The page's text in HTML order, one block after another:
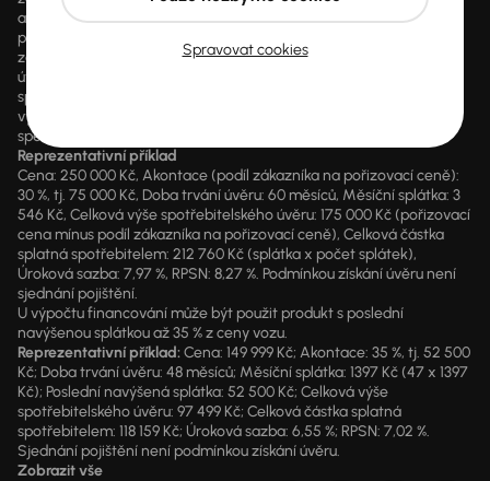
akční benefity, které může zákazník čerpat dle vlastního výběru. V
případě poskytnutí finanční služby je součástí každé smlouvy
zákonný údaj o výši RPSN a kompletní předsmluvní informace k
úvěru. AURES Holdings a.s. je samostatným zprostředkovatelem
spotřebitelského úvěru. Pokud máte zájem o konkrétní kalkulaci,
vyplňte prosím údaje ve formuláři a nechte naše finanční
specialisty, aby pro vás na míru sestavili finanční plán.
Reprezentativní příklad
Cena: 250 000 Kč, Akontace (podíl zákazníka na pořizovací ceně):
30 %, tj. 75 000 Kč, Doba trvání úvěru: 60 měsíců, Měsíční splátka: 3
546 Kč, Celková výše spotřebitelského úvěru: 175 000 Kč (pořizovací
cena mínus podíl zákazníka na pořizovací ceně), Celková částka
splatná spotřebitelem: 212 760 Kč (splátka x počet splátek),
Úroková sazba: 7,97 %, RPSN: 8,27 %. Podmínkou získání úvěru není
sjednání pojištění.
U výpočtu financování může být použit produkt s poslední
navýšenou splátkou až 35 % z ceny vozu.
Reprezentativní příklad:Cena: 149 999 Kč; Akontace: 35 %, tj. 52 500
Kč; Doba trvání úvěru: 48 měsíců; Měsíční splátka: 1397 Kč (47 x 1397
Kč); Poslední navýšená splátka: 52 500 Kč; Celková výše
spotřebitelského úvěru: 97 499 Kč; Celková částka splatná
spotřebitelem: 118 159 Kč; Úroková sazba: 6,55 %; RPSN: 7,02 %.
Sjednání pojištění není podmínkou získání úvěru.
Zobrazit vše
Spravovat cookies